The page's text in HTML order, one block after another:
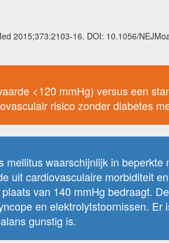
2015;373:2103-16. DOI: 10.1056/
<120 mmHg) versus een
risico zonder diabetes
waarschijnlijk in beperkte
uit cardiovasculaire morbiditeit
van 140 mmHg bedraagt.
en elektrolytstoornissen. Er
gunstig is.